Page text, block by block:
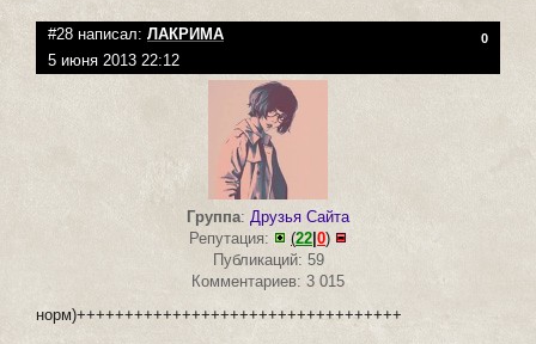
#28 написал: ЛАКРИМА 0
5 июня 2013 22:12
Группа: Друзья Сайта
Репутация:
(22 0)
Публикаций: 59
Комментариев: 3 015
норм)++++++++++++++++++++++++++++++++++